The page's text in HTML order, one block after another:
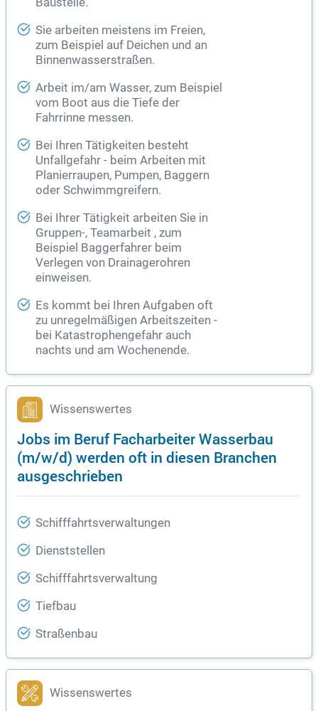
Baustelle.
Sie arbeiten meistens im Freien,
zum Beispiel auf Deichen und an
Binnenwasserstraßen.
Arbeit im/am Wasser, zum Beispiel
vom Boot aus die Tiefe der
Fahrrinne messen.
Bei Ihren Tätigkeiten besteht
Unfallgefahr - beim Arbeiten mit
Planierraupen, Pumpen, Baggern
oder Schwimmgreifern.
Bei Ihrer Tätigkeit arbeiten Sie in
Gruppen-, Teamarbeit , zum
Beispiel Baggerfahrer beim
Verlegen von Drainagerohren
einweisen.
Es kommt bei Ihren Aufgaben oft
zu unregelmäßigen Arbeitszeiten -
bei Katastrophengefahr auch
nachts und am Wochenende.
Wissenswertes
Jobs im Beruf Facharbeiter Wasserbau
(m/w/d) werden oft in diesen Branchen
ausgeschrieben
Schifffahrtsverwaltungen
Dienststellen
Schifffahrtsverwaltung
Tiefbau
Straßenbau
Wissenswertes